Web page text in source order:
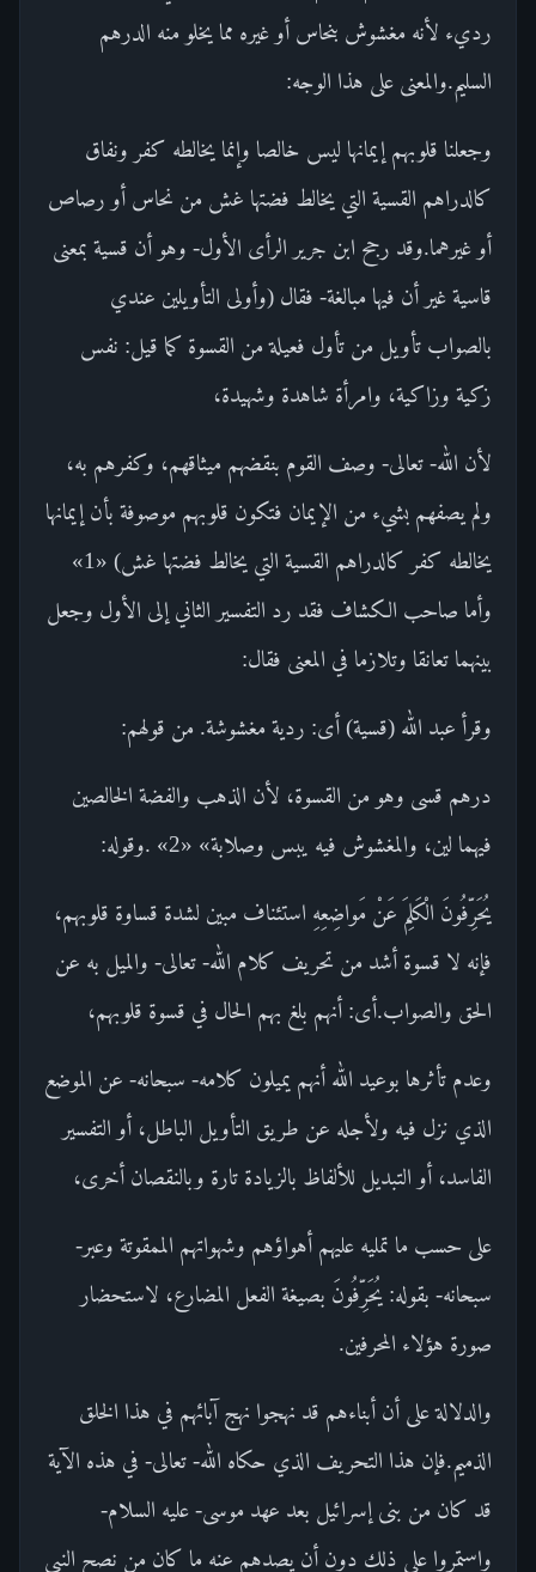
رديء لأنه مغشوش بنحاس أو غيره مما يخلو منه الدرهم
السليم.والمعنى على هذا الوجه:
وجعلنا قلوبهم إيمانها ليس خالصا وإنما يخالطه كفر ونفاق
كالدراهم القسية التي يخالط فضتها غش من نحاس أو رصاص
أو غيرهما.وقد رجح ابن جرير الرأى الأول- وهو أن قسية بمعنى
قاسية غير أن فيها مبالغة- فقال (وأولى التأويلين عندي
بالصواب تأويل من تأول فعيلة من القسوة كما قيل: نفس
زكية وزاكية، وامرأة شاهدة وشهيدة،
لأن الله- تعالى- وصف القوم بنقضهم ميثاقهم، وكفرهم به،
ولم يصفهم بشيء من الإيمان فتكون قلوبهم موصوفة بأن إيمانها
يخالطه كفر كالدراهم القسية التي يخالط فضتها غش) «1»
وأما صاحب الكشاف فقد رد التفسير الثاني إلى الأول وجعل
بينهما تعانقا وتلازما في المعنى فقال:
وقرأ عبد الله (قسية) أى: ردية مغشوشة. من قولهم:
درهم قسى وهو من القسوة، لأن الذهب والفضة الخالصين
فيهما لين، والمغشوش فيه يبس وصلابة» «2» .وقوله:
يُحَرِّفُونَ الْكَلِمَ عَنْ مَواضِعِهِ استئناف مبين لشدة قساوة قلوبهم،
فإنه لا قسوة أشد من تحريف كلام الله- تعالى- والميل به عن
الحق والصواب.أى: أنهم بلغ بهم الحال في قسوة قلوبهم،
وعدم تأثرها بوعيد الله أنهم يميلون كلامه- سبحانه- عن الموضع
الذي نزل فيه ولأجله عن طريق التأويل الباطل، أو التفسير
الفاسد، أو التبديل للألفاظ بالزيادة تارة وبالنقصان أخرى،
على حسب ما تمليه عليهم أهواؤهم وشهواتهم الممقوتة وعبر-
سبحانه- بقوله: يُحَرِّفُونَ بصيغة الفعل المضارع، لاستحضار
صورة هؤلاء المحرفين.
والدلالة على أن أبناءهم قد نهجوا نهج آبائهم في هذا الخلق
الذميم.فإن هذا التحريف الذي حكاه الله- تعالى- في هذه الآية
قد كان من بنى إسرائيل بعد عهد موسى- عليه السلام-
واستمروا على ذلك دون أن يصدهم عنه ما كان من نصح النبي